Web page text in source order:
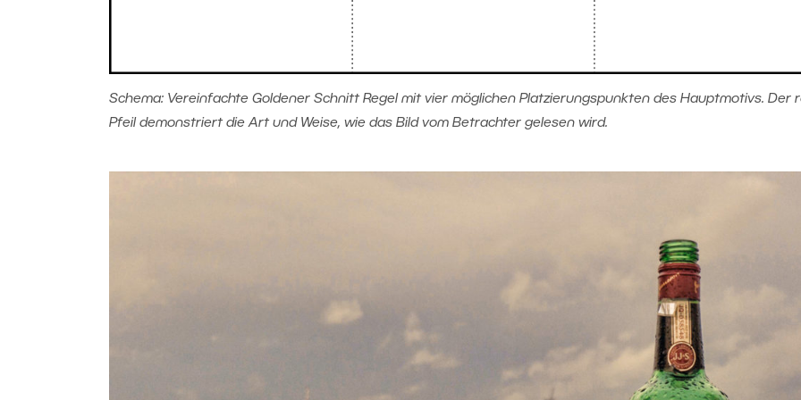
Schema: Vereinfachte Goldener Schnitt Regel mit vier möglichen Platzierungspunkten des Hauptmotivs. Der
Pfeil demonstriert die Art und Weise, wie das Bild vom Betrachter gelesen wird.